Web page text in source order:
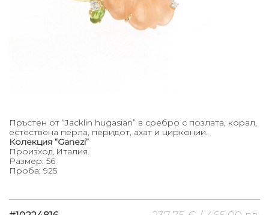
Пръстен от “Jacklin hugasian” в сребро с позлата, корал,
естествена перла, перидот, ахат и цирконии.
Колекция “Ganezi”
Произход Италия.
Размер: 56
Проба: 925